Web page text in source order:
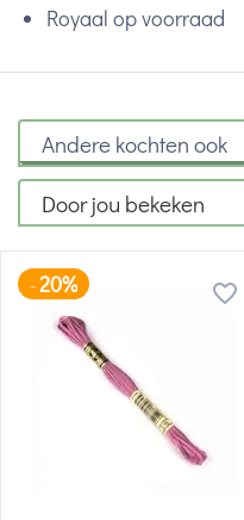
Royaal op voorraad
Andere kochten ook
Door jou bekeken
-20%